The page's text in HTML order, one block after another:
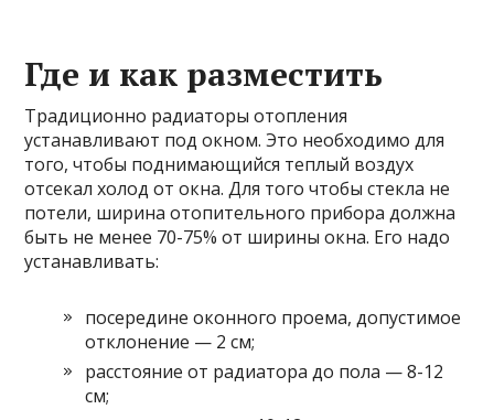
Где и как разместить
Традиционно радиаторы отопления
устанавливают под окном. Это необходимо для
того, чтобы поднимающийся теплый воздух
отсекал холод от окна. Для того чтобы стекла не
потели, ширина отопительного прибора должна
быть не менее 70-75% от ширины окна. Его надо
устанавливать:
посередине оконного проема, допустимое
отклонение — 2 см;
расстояние от радиатора до пола — 8-12
см;